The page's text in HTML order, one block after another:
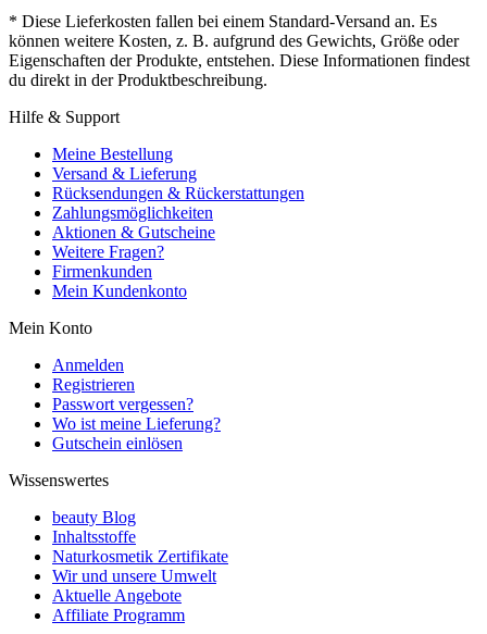
* Diese Lieferkosten fallen bei einem Standard-Versand an. Es
können weitere Kosten, z. B. aufgrund des Gewichts, Größe oder
Eigenschaften der Produkte, entstehen. Diese Informationen findest
du direkt in der Produktbeschreibung.
Hilfe & Support
Meine Bestellung
Versand & Lieferung
Rücksendungen & Rückerstattungen
Zahlungsmöglichkeiten
Aktionen & Gutscheine
Weitere Fragen?
Firmenkunden
Mein Kundenkonto
Mein Konto
Anmelden
Registrieren
Passwort vergessen?
Wo ist meine Lieferung?
Gutschein einlösen
Wissenswertes
beauty Blog
Inhaltsstoffe
Naturkosmetik Zertifikate
Wir und unsere Umwelt
Aktuelle Angebote
Affiliate Programm